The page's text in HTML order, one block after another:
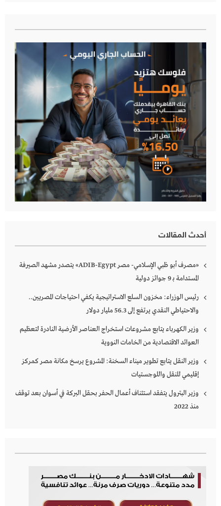
أحدث المقالات
«مصرف أبو ظبي الإسلامي- مصر ADIB-Egypt» يتصدر مشهد الصيرفة
المستدامة بـ 9 جوائز دولية
رئيس الوزراء: مخزون السلع الاستراتيجية يكفي احتياجات المصريين..
والاحتياطي النقدي يرتفع إلى 56.3 مليار دولار
وزير الكهرباء يتابع مشروعات استخراج العناصر الأرضية النادرة لتعظيم
العوائد الاقتصادية من الخامات النووية
وزير النقل يتابع تطوير ميناء السخنة: المشروع يرسخ مكانة مصر كمركز
إقليمي للنقل واللوجستيات
وزير البترول يتفقد استئناف أعمال الحفر بحقل البركة في أسوان بعد توقف
منذ 2022